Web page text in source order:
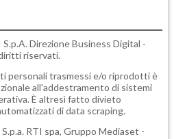
Direzione Business Digital -
riservati.
personali trasmessi e/o riprodotti è
all'addestramento di sistemi
È altresì fatto divieto
di data scraping.
RTI spa, Gruppo Mediaset -